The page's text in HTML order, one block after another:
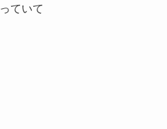
ていて